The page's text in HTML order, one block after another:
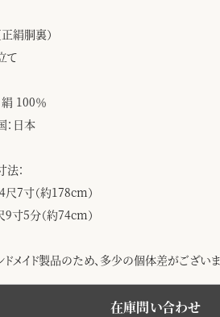
絹胴裏）
て
絹 100％
：日本
：
7寸（約178cm）
寸5分（約74cm）
メイド製品のため、多少の個体差がございま
在庫問い合わせ